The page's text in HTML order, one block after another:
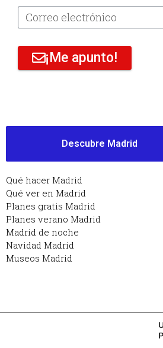
¡Me apunto!
Descubre Madrid
Qué hacer Madrid
Qué ver en Madrid
Planes gratis Madrid
Planes verano Madrid
Madrid de noche
Navidad Madrid
Museos Madrid
Copyright © 2026 Planes en